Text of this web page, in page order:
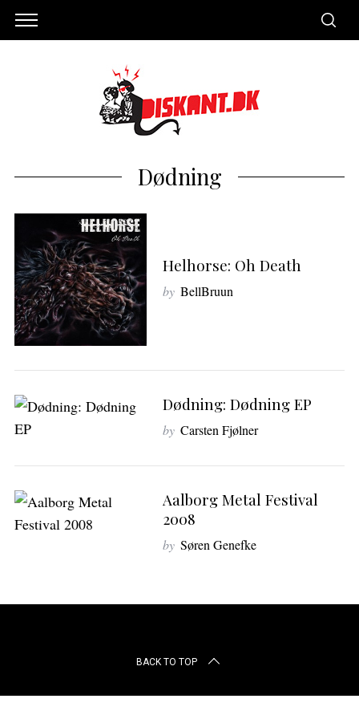
Dødning
Helhorse: Oh Death
by BellBruun
Dødning: Dødning EP
by Carsten Fjølner
Aalborg Metal Festival
2008
by Søren Genefke
BACK TO TOP
S
e
a
h